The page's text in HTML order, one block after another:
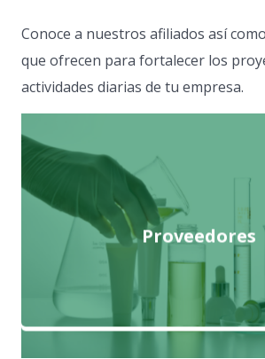
Conoce a nuestros afiliados así
que ofrecen para fortalecer los
actividades diarias de tu empresa.
Proveedores